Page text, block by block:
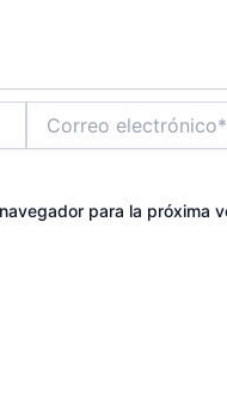
electrónico*
para la próxima